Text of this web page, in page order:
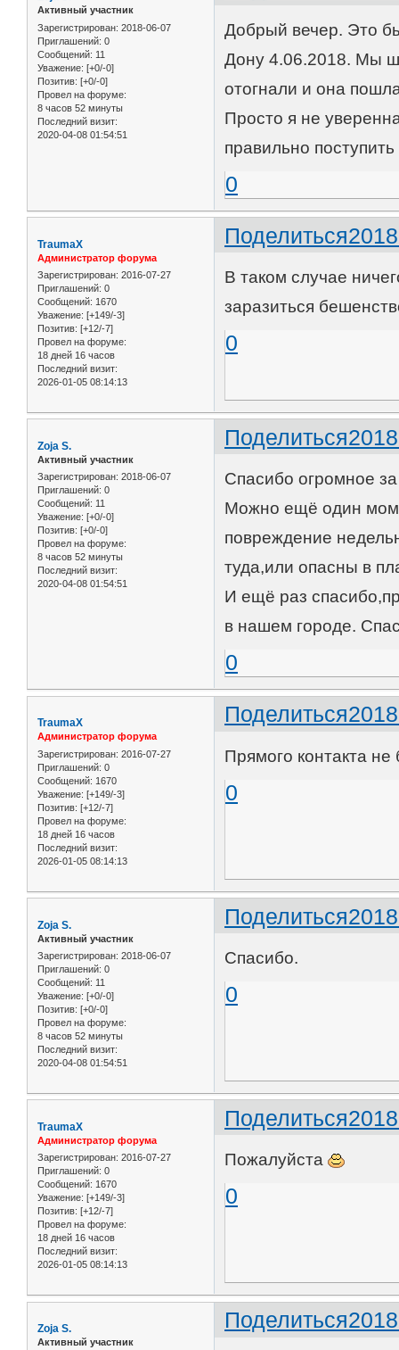
Активный участник
Зарегистрирован: 2018-06-07
Приглашений: 0
Сообщений: 11
Уважение: [+0/-0]
Позитив: [+0/-0]
Провел на форуме:
8 часов 52 минуты
Последний визит:
2020-04-08 01:54:51
Добрый вечер. Это
Дону 4.06.2018. Мы
отогнали и она
Просто я не
правильно
0
Поделиться
TraumaX
Администратор форума
Зарегистрирован: 2016-07-27
Приглашений: 0
Сообщений: 1670
Уважение: [+149/-3]
Позитив: [+12/-7]
Провел на форуме:
18 дней 16 часов
Последний визит:
2026-01-05 08:14:13
В таком случае
заразиться
0
Поделиться
Zoja S.
Активный участник
Зарегистрирован: 2018-06-07
Приглашений: 0
Сообщений: 11
Уважение: [+0/-0]
Позитив: [+0/-0]
Провел на форуме:
8 часов 52 минуты
Последний визит:
2020-04-08 01:54:51
Спасибо огромное
Можно ещё один
повреждение
туда,или опасны в
И ещё раз
в нашем городе.
0
Поделиться
TraumaX
Администратор форума
Зарегистрирован: 2016-07-27
Приглашений: 0
Сообщений: 1670
Уважение: [+149/-3]
Позитив: [+12/-7]
Провел на форуме:
18 дней 16 часов
Последний визит:
2026-01-05 08:14:13
Прямого контакта
0
Поделиться
Zoja S.
Активный участник
Зарегистрирован: 2018-06-07
Приглашений: 0
Сообщений: 11
Уважение: [+0/-0]
Позитив: [+0/-0]
Провел на форуме:
8 часов 52 минуты
Последний визит:
2020-04-08 01:54:51
Спасибо.
0
Поделиться
TraumaX
Администратор форума
Зарегистрирован: 2016-07-27
Приглашений: 0
Сообщений: 1670
Уважение: [+149/-3]
Позитив: [+12/-7]
Провел на форуме:
18 дней 16 часов
Последний визит:
2026-01-05 08:14:13
Пожалуйста
0
Поделиться
Zoja S.
Активный участник